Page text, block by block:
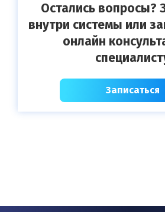
Остались вопросы?
внутри системы или
онлайн
Записаться